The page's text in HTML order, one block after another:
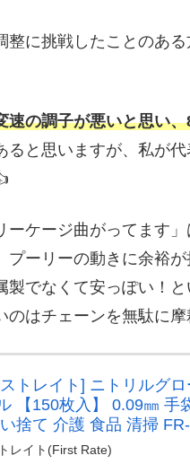
整に挑戦したことのあ
速の調子が悪いと思い
ると思いますが、私が
ケージ曲がってます
プーリーの動きに余裕
製でなくて安っぽい！
はチェーンを無駄に
トレイト] ニトリルグ
【150枚入】 0.09㎜ 手
い捨て 介護 食品 清掃
レイト(First Rate)